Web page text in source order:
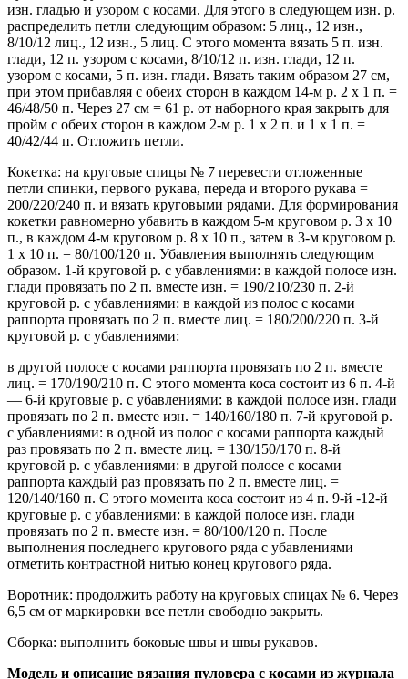
изн. гладью и узором с косами. Для этого в следующем изн. р.
распределить петли следующим образом: 5 лиц., 12 изн.,
8/10/12 лиц., 12 изн., 5 лиц. С этого момента вязать 5 п. изн.
глади, 12 п. узором с косами, 8/10/12 п. изн. глади, 12 п.
узором с косами, 5 п. изн. глади. Вязать таким образом 27 см,
при этом прибавляя с обеих сторон в каждом 14-м р. 2 х 1 п. =
46/48/50 п. Через 27 см = 61 р. от наборного края закрыть для
пройм с обеих сторон в каждом 2-м р. 1 х 2 п. и 1 х 1 п. =
40/42/44 п. Отложить петли.
Кокетка: на круговые спицы № 7 перевести отложенные
петли спинки, первого рукава, переда и второго рукава =
200/220/240 п. и вязать круговыми рядами. Для формирования
кокетки равномерно убавить в каждом 5-м круговом р. 3 х 10
п., в каждом 4-м круговом р. 8 х 10 п., затем в 3-м круговом р.
1 х 10 п. = 80/100/120 п. Убавления выполнять следующим
образом. 1-й круговой р. с убавлениями: в каждой полосе изн.
глади провязать по 2 п. вместе изн. = 190/210/230 п. 2-й
круговой р. с убавлениями: в каждой из полос с косами
раппорта провязать по 2 п. вместе лиц. = 180/200/220 п. 3-й
круговой р. с убавлениями:
в другой полосе с косами раппорта провязать по 2 п. вместе
лиц. = 170/190/210 п. С этого момента коса состоит из 6 п. 4-й
— 6-й круговые р. с убавлениями: в каждой полосе изн. глади
провязать по 2 п. вместе изн. = 140/160/180 п. 7-й круговой р.
с убавлениями: в одной из полос с косами раппорта каждый
раз провязать по 2 п. вместе лиц. = 130/150/170 п. 8-й
круговой р. с убавлениями: в другой полосе с косами
раппорта каждый раз провязать по 2 п. вместе лиц. =
120/140/160 п. С этого момента коса состоит из 4 п. 9-й -12-й
круговые р. с убавлениями: в каждой полосе изн. глади
провязать по 2 п. вместе изн. = 80/100/120 п. После
выполнения последнего кругового ряда с убавлениями
отметить контрастной нитью конец кругового ряда.
Воротник: продолжить работу на круговых спицах № 6. Через
6,5 см от маркировки все петли свободно закрыть.
Сборка: выполнить боковые швы и швы рукавов.
Модель и описание вязания пуловера с косами из журнала